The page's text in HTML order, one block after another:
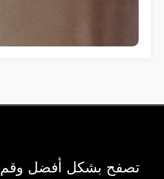
تصفح بشكل أفضل وقم